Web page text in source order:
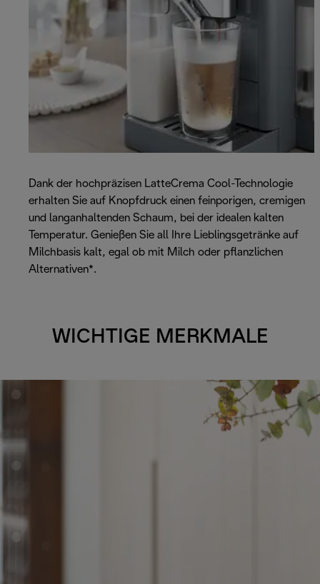
Dank der hochpräzisen LatteCrema Cool-Technologie
erhalten Sie auf Knopfdruck einen feinporigen, cremigen
und langanhaltenden Schaum, bei der idealen kalten
Temperatur. Genießen Sie all Ihre Lieblingsgetränke auf
Milchbasis kalt, egal ob mit Milch oder pflanzlichen
Alternativen*.
WICHTIGE MERKMALE